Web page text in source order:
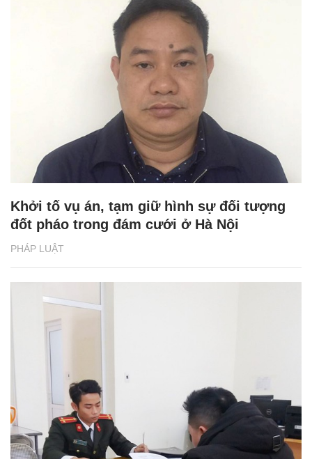
PHÁP LUẬT
Khởi tố vụ án, tạm giữ hình sự đối tượng
đốt pháo trong đám cưới ở Hà Nội